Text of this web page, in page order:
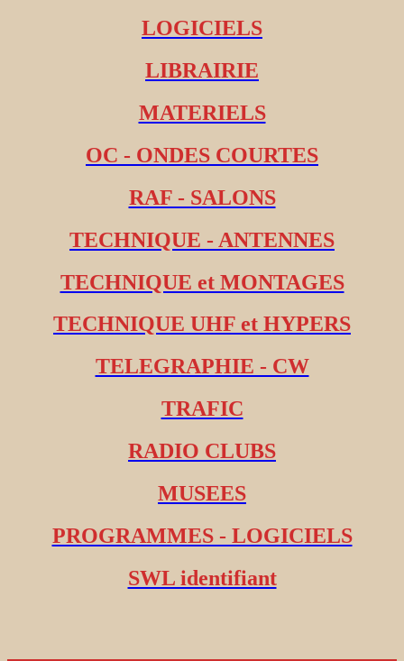
LOGICIELS
LIBRAIRIE
MATERIELS
OC - ONDES COURTES
RAF - SALONS
TECHNIQUE - ANTENNES
TECHNIQUE et MONTAGES
TECHNIQUE UHF et HYPERS
TELEGRAPHIE - CW
TRAFIC
RADIO CLUBS
MUSEES
PROGRAMMES - LOGICIELS
SWL identifiant